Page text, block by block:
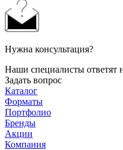
Нужна консультация?
Наши специалисты
Задать вопрос
Каталог
Форматы
Портфолио
Бренды
Акции
Компания